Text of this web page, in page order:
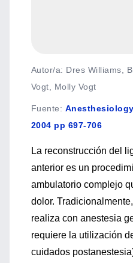
Autor/a: Dres Williams,
Vogt, Molly Vogt
Fuente:
2004 pp 697-706
La reconstrucción del
anterior es un
ambulatorio complejo
dolor.
realiza con anestesia
requiere la utilización
cuidados